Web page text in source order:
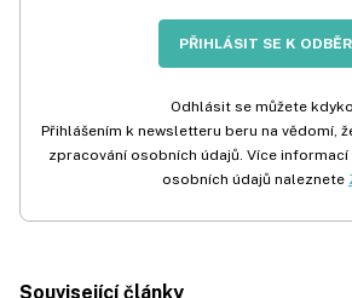
PŘIHLÁSIT SE K
Odhlásit se můžete
Přihlášením k newsletteru beru na vědomí,
zpracování osobních údajů. Více
osobních údajů naleznete
Související články